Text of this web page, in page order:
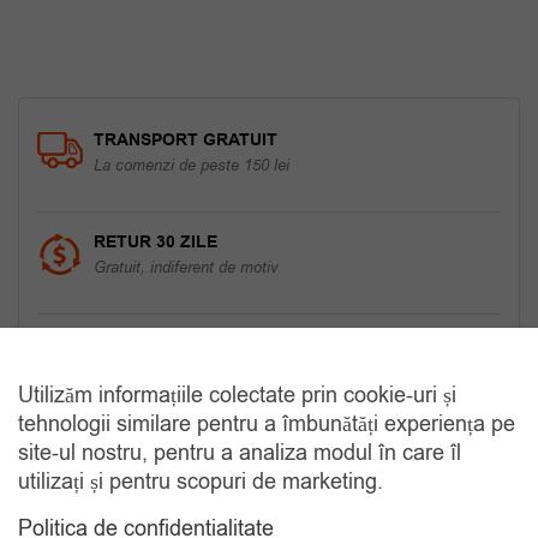
TRANSPORT GRATUIT
La comenzi de peste 150 lei
RETUR 30 ZILE
Gratuit, indiferent de motiv
CATEGORII
Utilizăm informațiile colectate prin cookie-uri și
tehnologii similare pentru a îmbunătăți experiența pe
site-ul nostru, pentru a analiza modul în care îl
utilizați și pentru scopuri de marketing.
Politica de confidentialitate